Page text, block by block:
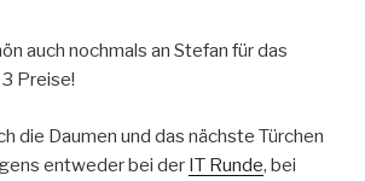
auch nochmals an Stefan für das
Preise!
die Daumen und das nächste Türchen
entweder bei der IT Runde, bei